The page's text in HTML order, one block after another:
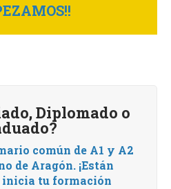
Diplomado o
común de A1 y A2
de Aragón. ¡Están
inicia tu formación